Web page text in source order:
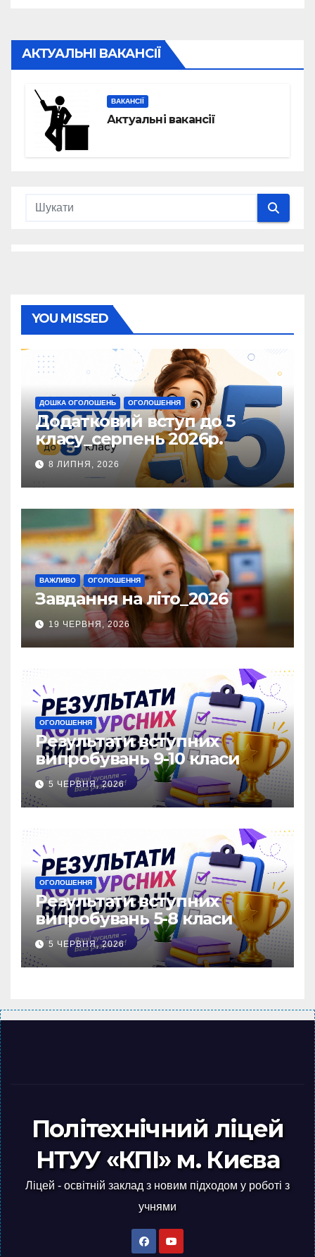
АКТУАЛЬНІ ВАКАНСІЇ
ВАКАНСІЇ
Актуальні вакансії
YOU MISSED
ДОШКА ОГОЛОШЕНЬ ОГОЛОШЕННЯ
Додатковий вступ до 5
класу_серпень 2026р.
8 ЛИПНЯ, 2026
ВАЖЛИВО ОГОЛОШЕННЯ
Завдання на літо_2026
19 ЧЕРВНЯ, 2026
ОГОЛОШЕННЯ
Результати вступних
випробувань 9-10 класи
5 ЧЕРВНЯ, 2026
ОГОЛОШЕННЯ
Результати вступних
випробувань 5-8 класи
5 ЧЕРВНЯ, 2026
Політехнічний ліцей
НТУУ «КПІ» м. Києва
Ліцей - освітній заклад з новим підходом у роботі з
учнями